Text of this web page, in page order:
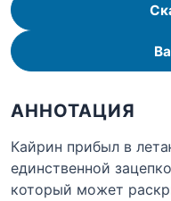
АННОТАЦИЯ
Кайрин прибыл в
единственной
который может